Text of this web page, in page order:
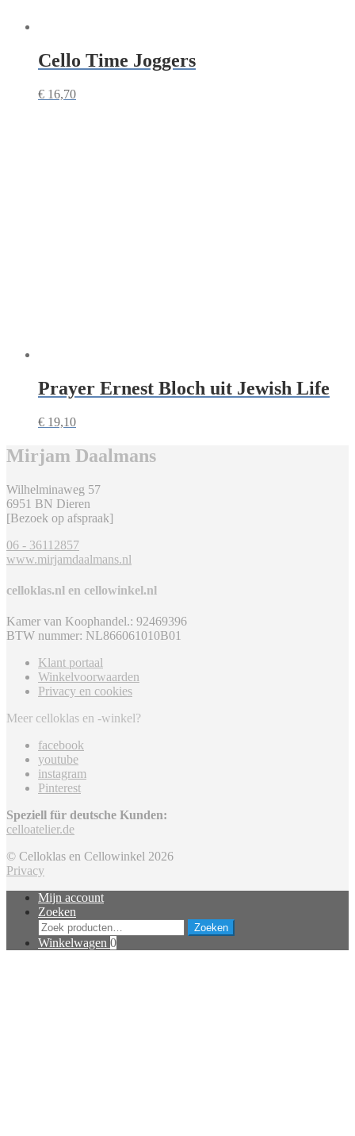
Cello Time Joggers
€ 16,70
Prayer Ernest Bloch uit Jewish Life
€ 19,10
Mirjam Daalmans
Wilhelminaweg 57
6951 BN Dieren
[Bezoek op afspraak]
06 - 36112857
www.mirjamdaalmans.nl
celloklas.nl en cellowinkel.nl
Kamer van Koophandel.: 92469396
BTW nummer: NL866061010B01
Klant portaal
Winkelvoorwaarden
Privacy en cookies
Meer celloklas en -winkel?
facebook
youtube
instagram
Pinterest
Speziell für deutsche Kunden:
celloatelier.de
© Celloklas en Cellowinkel 2026
Privacy
Mijn account
Zoeken
Zoeken
naar:
Zoeken
Winkelwagen 0